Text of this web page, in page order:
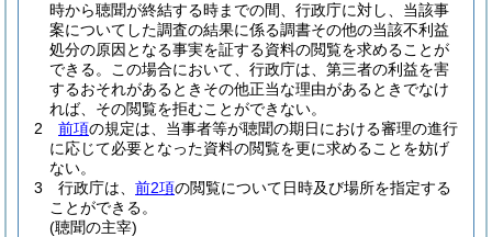
時から聴聞が終結する時までの間、行政庁に対し、当該事
案についてした調査の結果に係る調書その他の当該不利益
処分の原因となる事実を証する資料の閲覧を求めることが
できる。
この場合において、行政庁は、第三者の利益を害
するおそれがあるときその他正当な理由があるときでなけ
れば、その閲覧を拒むことができない。
2
前項の規定は、当事者等が聴聞の期日における審理の進行
に応じて必要となった資料の閲覧を更に求めることを妨げ
ない。
3
行政庁は、 前2項の閲覧について日時及び場所を指定する
ことができる。
(聴聞の主宰)